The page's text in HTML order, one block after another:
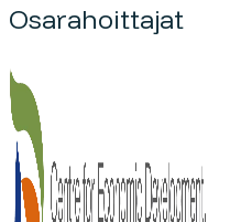
Osarahoittajat